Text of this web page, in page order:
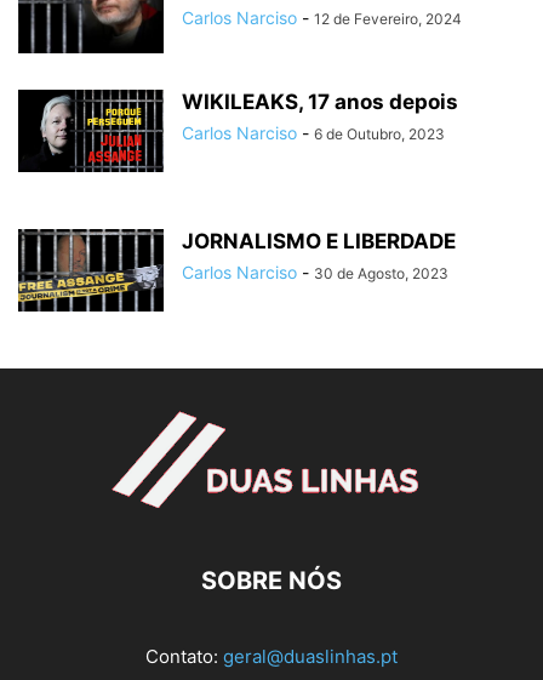
Carlos Narciso - 12 de Fevereiro, 2024
WIKILEAKS, 17 anos depois
Carlos Narciso - 6 de Outubro, 2023
JORNALISMO E LIBERDADE
Carlos Narciso - 30 de Agosto, 2023
SOBRE NÓS
Contato: geral@duaslinhas.pt